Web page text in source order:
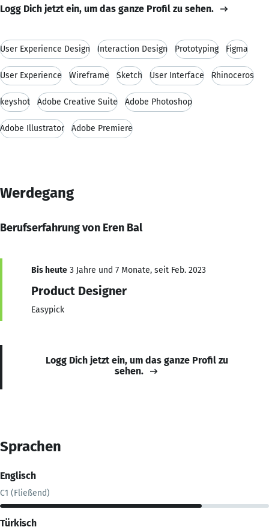
Logg Dich jetzt ein, um das ganze Profil zu sehen.
User Experience Design Interaction Design Prototyping Figma
User Experience Wireframe Sketch User Interface Rhinoceros
keyshot Adobe Creative Suite Adobe Photoshop
Adobe Illustrator Adobe Premiere
Werdegang
Berufserfahrung von Eren Bal
Bis heute 3 Jahre und 7 Monate, seit Feb. 2023
Product Designer
Easypick
Logg Dich jetzt ein, um das ganze Profil zu
sehen.
Sprachen
Englisch
C1 (Fließend)
Türkisch